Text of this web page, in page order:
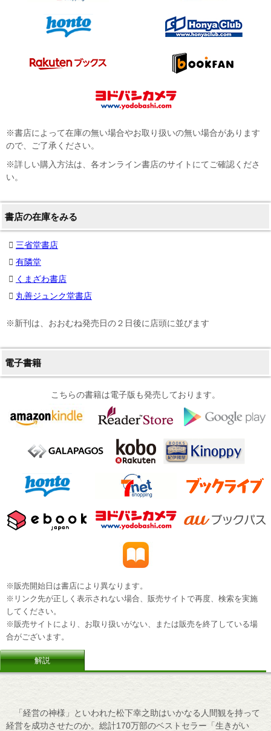
※書店によって在庫の無い場合やお取り扱いの無い場合があります
ので、ご了承ください。
※詳しい購入方法は、各オンライン書店のサイトにてご確認くださ
い。
書店の在庫をみる
三省堂書店
有隣堂
くまざわ書店
丸善ジュンク堂書店
※新刊は、おおむね発売日の２日後に店頭に並びます
電子書籍
こちらの書籍は電子版も発売しております。
※販売開始日は書店により異なります。
※リンク先が正しく表示されない場合、販売サイトで再度、検索を実施
してください。
※販売サイトにより、お取り扱いがない、または販売を終了している場
合がございます。
解説
「経営の神様」といわれた松下幸之助はいかなる人間観を持って
経営を成功させたのか。総計170万部のベストセラー「生きがい